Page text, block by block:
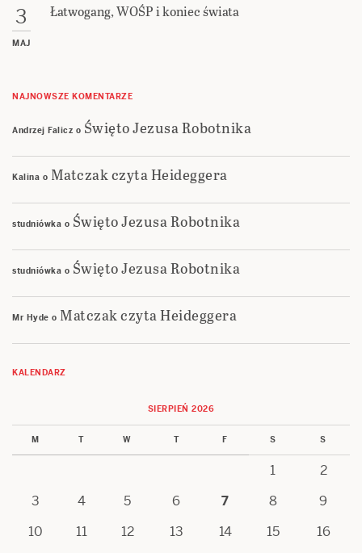
3
MAJ
Łatwogang, WOŚP i koniec świata
NAJNOWSZE KOMENTARZE
Andrzej Falicz o Święto Jezusa Robotnika
Kalina o Matczak czyta Heideggera
studniówka o Święto Jezusa Robotnika
studniówka o Święto Jezusa Robotnika
Mr Hyde o Matczak czyta Heideggera
KALENDARZ
SIERPIEŃ 2026
M T W T F S S
1
2
3
4 5 6 7 8
9
10
11 12 13 14 15
16